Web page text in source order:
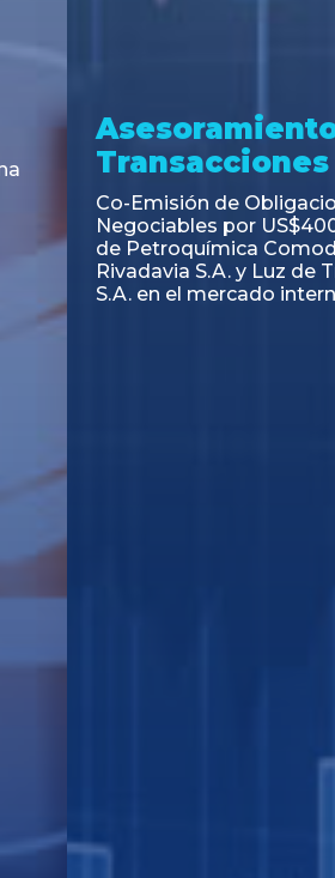
Transacciones
PAGBAM asesoró a
autorización para la
de los Certificados de
del Fideicomiso
Inmobiliario "Espacio